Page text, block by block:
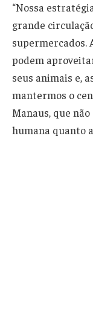
“Nossa
grande
supermercados.
podem
seus animais e,
mantermos o
Manaus, que
humana quanto